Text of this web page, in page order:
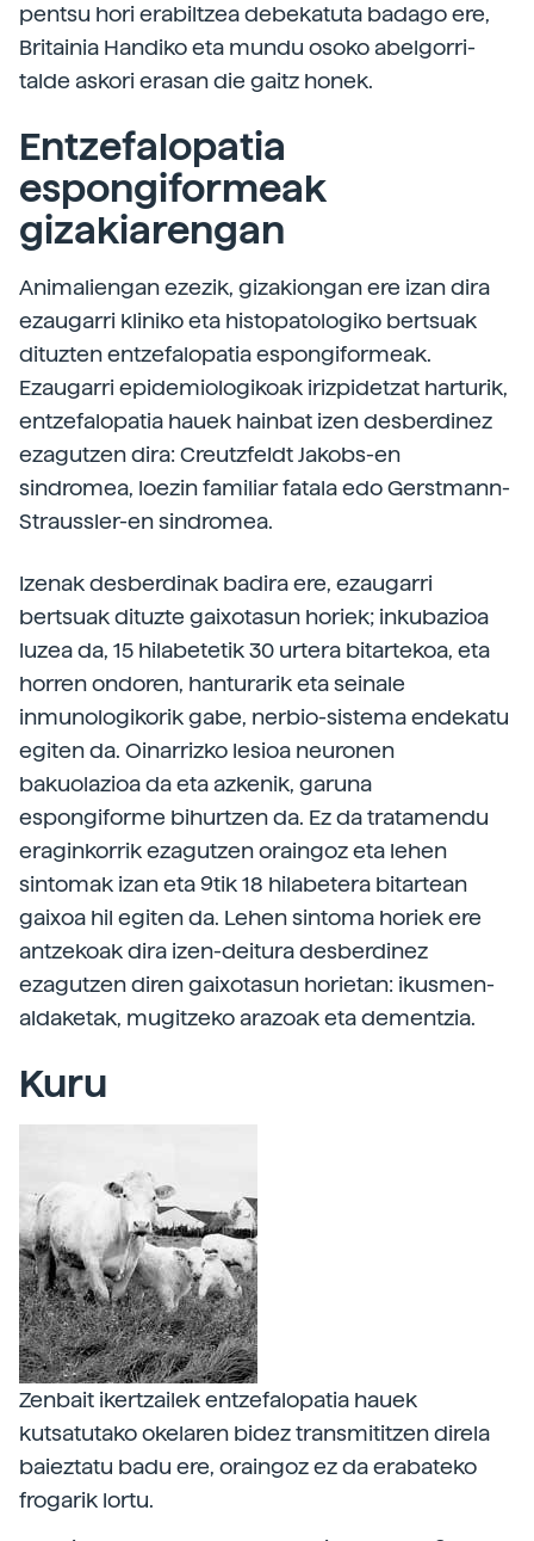
pentsu hori erabiltzea debekatuta badago ere,
Britainia Handiko eta mundu osoko abelgorri-
talde askori erasan die gaitz honek.
Entzefalopatia
espongiformeak
gizakiarengan
Animaliengan ezezik, gizakiongan ere izan dira
ezaugarri kliniko eta histopatologiko bertsuak
dituzten entzefalopatia espongiformeak.
Ezaugarri epidemiologikoak irizpidetzat harturik,
entzefalopatia hauek hainbat izen desberdinez
ezagutzen dira: Creutzfeldt Jakobs-en
sindromea, loezin familiar fatala edo Gerstmann-
Straussler-en sindromea.
Izenak desberdinak badira ere, ezaugarri
bertsuak dituzte gaixotasun horiek; inkubazioa
luzea da, 15 hilabetetik 30 urtera bitartekoa, eta
horren ondoren, hanturarik eta seinale
inmunologikorik gabe, nerbio-sistema endekatu
egiten da. Oinarrizko lesioa neuronen
bakuolazioa da eta azkenik, garuna
espongiforme bihurtzen da. Ez da tratamendu
eraginkorrik ezagutzen oraingoz eta lehen
sintomak izan eta 9tik 18 hilabetera bitartean
gaixoa hil egiten da. Lehen sintoma horiek ere
antzekoak dira izen-deitura desberdinez
ezagutzen diren gaixotasun horietan: ikusmen-
aldaketak, mugitzeko arazoak eta dementzia.
Kuru
Zenbait ikertzailek entzefalopatia hauek
kutsatutako okelaren bidez transmititzen direla
baieztatu badu ere, oraingoz ez da erabateko
frogarik lortu.